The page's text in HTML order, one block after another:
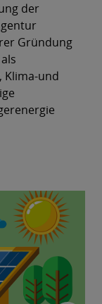
der
Gründung
Klima-und